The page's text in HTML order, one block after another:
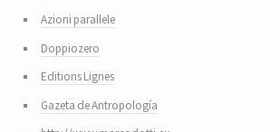
Azioni parallele
Doppiozero
Editions Lignes
Gazeta de Antropología